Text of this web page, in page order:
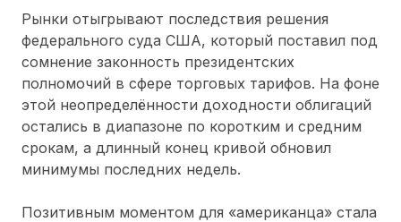
Рынки отыгрывают последствия решения
федерального суда США, который поставил под
сомнение законность президентских
полномочий в сфере торговых тарифов. На фоне
этой неопределённости доходности облигаций
остались в диапазоне по коротким и средним
срокам, а длинный конец кривой обновил
минимумы последних недель.
Позитивным моментом для «американца» стала